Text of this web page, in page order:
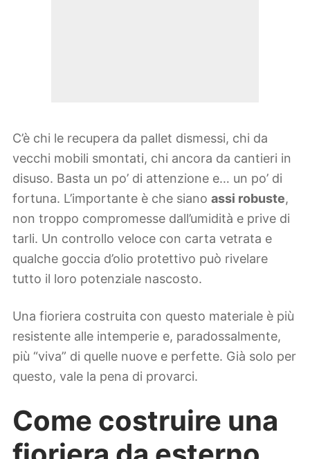
C’è chi le recupera da pallet dismessi, chi da
vecchi mobili smontati, chi ancora da cantieri in
disuso. Basta un po’ di attenzione e… un po’ di
fortuna. L’importante è che siano assi robuste,
non troppo compromesse dall’umidità e prive di
tarli. Un controllo veloce con carta vetrata e
qualche goccia d’olio protettivo può rivelare
tutto il loro potenziale nascosto.
Una fioriera costruita con questo materiale è più
resistente alle intemperie e, paradossalmente,
più “viva” di quelle nuove e perfette. Già solo per
questo, vale la pena di provarci.
Come costruire una